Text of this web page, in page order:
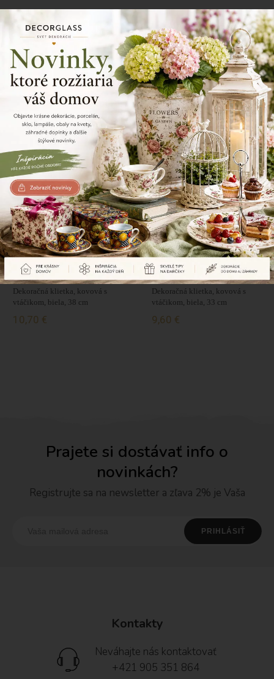
12/38
Zdielajte tento produkt
Naposledy prezerané produkty
Dekoračná klietka, kovová s
vtáčikom, biela, 38 cm
10,70 €
Dekoračná klietka, kovová s
vtáčikom, biela, 33 cm
9,60 €
Prajete si dostávať info o
novinkách?
Registrujte sa na newsletter a zľava 2% je Vaša
Kontakty
Neváhajte nás kontaktovať
+421 905 351 864